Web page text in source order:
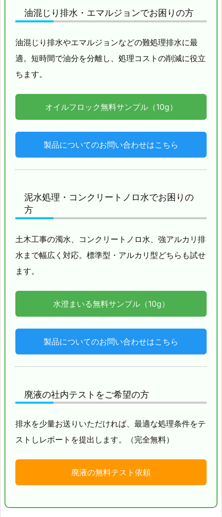
油混じり排水・エマルジョンでお困りの方
油混じり排水やエマルジョンなどの難処理排水に最
適。短時間で油分を分離し、処理コストの削減に役立
ちます。
オイルフロック無料サンプル（10g）
製品についてのお問い合わせはこちら
泥水処理・コンクリートノロ水でお困りの
方
土木工事の濁水、コンクリートノロ水、強アルカリ排
水まで幅広く対応。標準型・アルカリ型どちらも試せ
ます。
水澄まいる無料サンプル（10g）
製品についてのお問い合わせはこちら
廃液の社内テストをご希望の方
排水を少量お送りいただければ、最適な処理条件をテ
ストしレポートを提出します。（完全無料）
廃液の無料テスト依頼